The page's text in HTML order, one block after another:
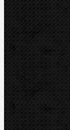
KNIPEX
LOXEAL
REED
HEUER